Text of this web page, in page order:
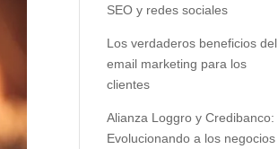
SEO y redes sociales
Los verdaderos beneficios del
email marketing para los
clientes
Alianza Loggro y Credibanco:
Evolucionando a los negocios